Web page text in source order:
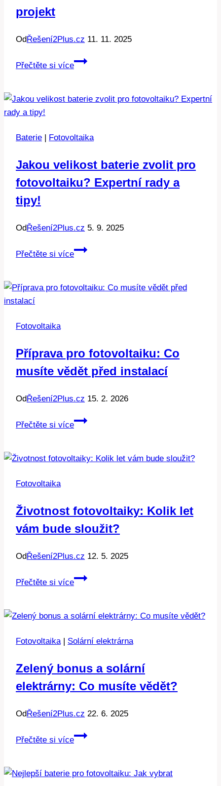
projekt
OdŘešení2Plus.cz 11. 11. 2025
Přečtěte si více
Ostrovní
DIY
Baterie | Fotovoltaika
Jakou velikost baterie zvolit pro
fotovoltaiku? Expertní rady a
tipy!
OdŘešení2Plus.cz 5. 9. 2025
Přečtěte si více
Jakou
zvolit
a
tipy!
Fotovoltaika
Příprava pro fotovoltaiku: Co
musíte vědět před instalací
OdŘešení2Plus.cz 15. 2. 2026
Přečtěte si více
Příprava
Co
instalací
Fotovoltaika
Životnost fotovoltaiky: Kolik let
vám bude sloužit?
OdŘešení2Plus.cz 12. 5. 2025
Přečtěte si více
Životnost
let
bude
Fotovoltaika| Solární elektrárna
Zelený bonus a solární
elektrárny: Co musíte vědět?
OdŘešení2Plus.cz 22. 6. 2025
Přečtěte si více
Zelený
solární